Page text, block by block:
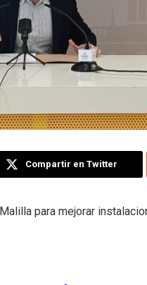
Compartir en Twitter
para mejorar